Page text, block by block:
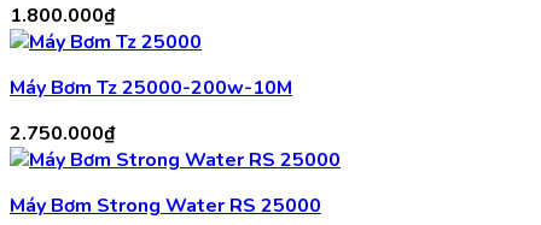
1.800.000₫
Máy Bơm Tz 25000-200w-10M
2.750.000₫
Máy Bơm Strong Water RS 25000